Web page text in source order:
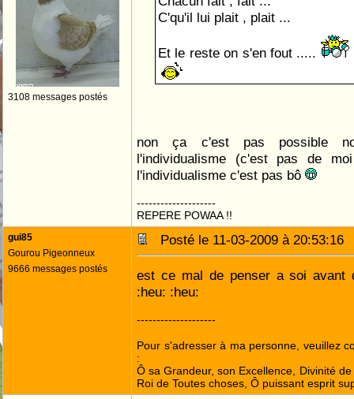
3108 messages postés
C'qu'il lui plait , plait ...
Et le reste on s'en fout .....
non ça c'est pas possible
l'individualisme (c'est pas de
l'individualisme c'est pas bô
--------------------
REPERE POWAA !!
gui85
Gourou Pigeonneux
9666 messages postés
Posté le 11-03-2009 à
est ce mal de penser a soi avant
:heu: :heu:
--------------------
Pour s'adresser à ma personne, veuillez
:
Ô sa Grandeur, son Excellence, Divinité
Roi de Toutes choses, Ô puissant esprit